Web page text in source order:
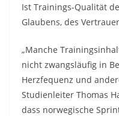
Ist Trainings-Qualität
Glaubens, des
„Manche
nicht zwangsläufig in
Herzfequenz und
Studienleiter Thomas
dass norwegische